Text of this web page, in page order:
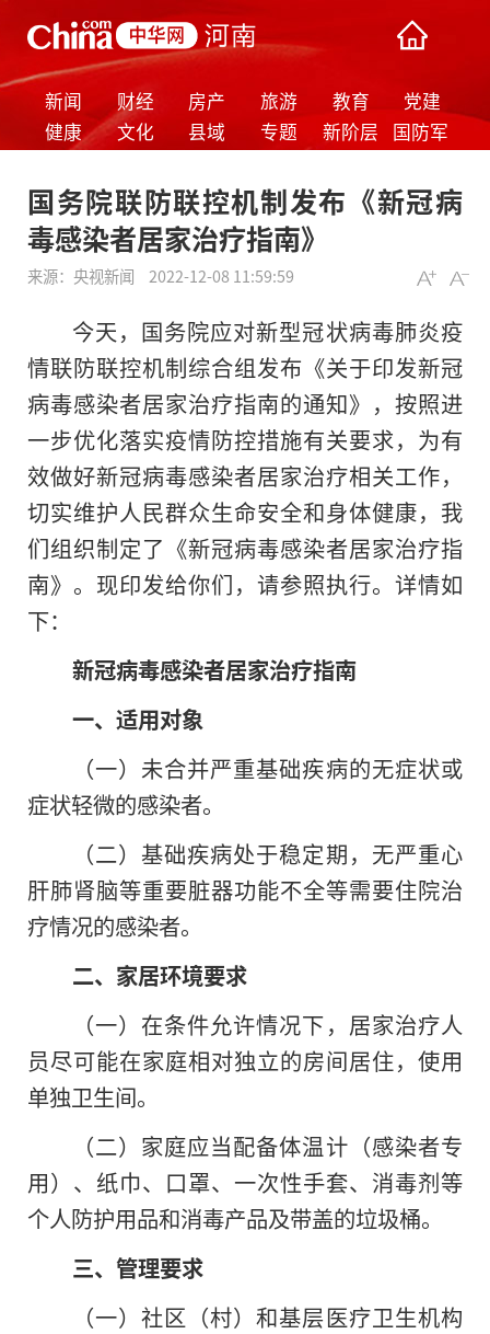
新闻 财经 房产 旅游 教育
党建
健康
文化 县域 专题 新阶层
国防军
国务院联防联控机制发布《新冠病
毒感染者居家治疗指南》
来源： 央视新闻 2022-12-08 11:59:59
今天， 国务院应对新型冠状病毒肺炎疫
情联防联控机制综合组发布《关于印发新冠
病毒感染者居家治疗指南的通知》，按照进
一步优化落实疫情防控措施有关要求，为有
效做好新冠病毒感染者居家治疗相关工作，
切实维护人民群众生命安全和身体健康，我
们组织制定了《新冠病毒感染者居家治疗指
南》。现印发给你们，请参照执行。详情如
下：
新冠病毒感染者居家治疗指南
一、适用对象
（一）未合并严重基础疾病的无症状或
症状轻微的感染者。
（二）基础疾病处于稳定期，无严重心
肝肺肾脑等重要脏器功能不全等需要住院治
疗情况的感染者。
二、家居环境要求
（一）在条件允许情况下，居家治疗人
员尽可能在家庭相对独立的房间居住，使用
单独卫生间。
（二）家庭应当配备体温计（感染者专
用）、纸巾、口罩、一次性手套、消毒剂等
个人防护用品和消毒产品及带盖的垃圾桶。
三、管理要求
（一）社区（村）和基层医疗卫生机构